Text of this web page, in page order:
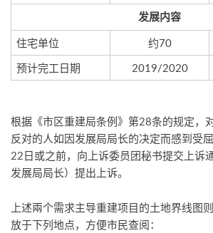
发展内容
住宅单位 约70
预计完工日期
2019/2020
根据《市区重建局条例》第28条的规定，
反对的人如因发展局局长的决定而感到受
22日或之前，向上诉委员团秘书提交上诉
发展局局长）提出上诉。
上述兩个需求主导重建项目的土地界线图
放于下列地点，方便市民查阅：